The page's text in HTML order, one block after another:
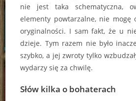
nie jest taka schematyczna,
elementy powtarzalne, nie mogę
oryginalności. I sam fakt, że u
dzieje. Tym razem nie było
szybko, a jej zwroty tylko
wydarzy się za chwilę.
Słów kilka o bohaterach